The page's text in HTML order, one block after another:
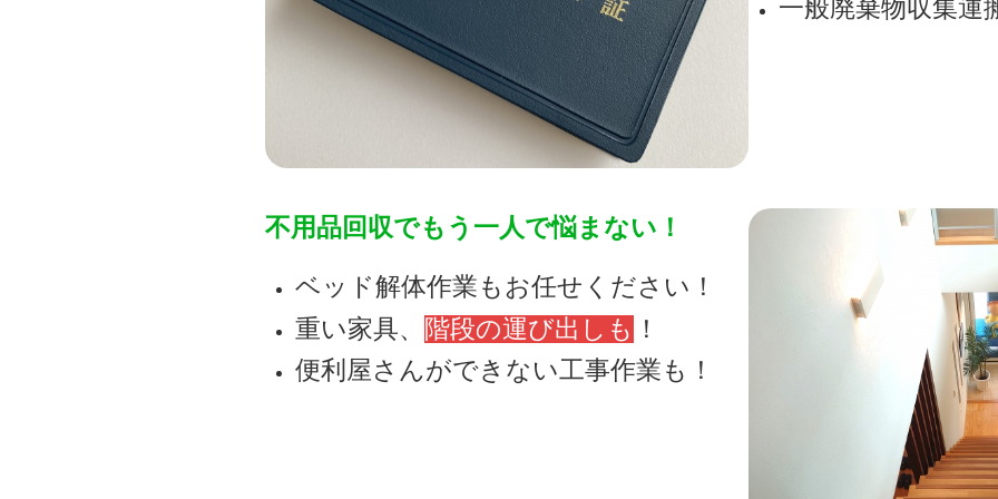
一般廃棄物収集運
不用品回収でもう一人で悩まない！
ベッド解体作業もお任せください！
重い家具、 階段の運び出しも ！
便利屋さんができない工事作業も！